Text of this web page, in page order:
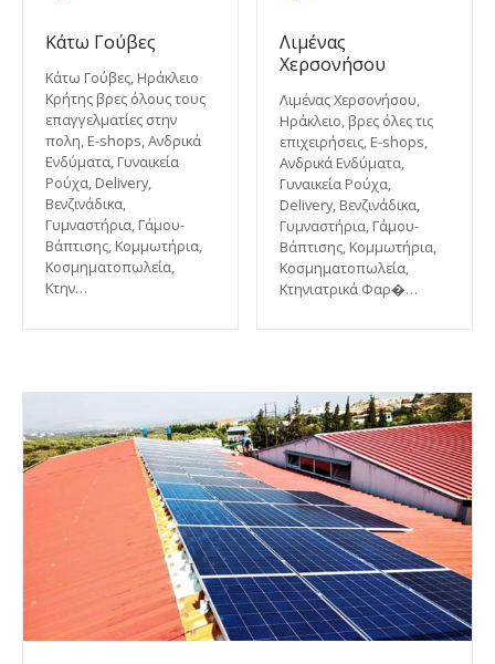
Κάτω Γούβες
Κάτω Γούβες, Ηράκλειο
Κρήτης βρες όλους τους
επαγγελματίες στην
πολη, E-shops, Ανδρικά
Ενδύματα, Γυναικεία
Ρούχα, Delivery,
Βενζινάδικα,
Γυμναστήρια, Γάμου-
Βάπτισης, Κομμωτήρια,
Κοσμηματοπωλεία,
Κτην…
Λιμένας
Χερσονήσου
Λιμένας Χερσονήσου,
Ηράκλειο, βρες όλες τις
επιχειρήσεις, E-shops,
Ανδρικά Ενδύματα,
Γυναικεία Ρούχα,
Delivery, Βενζινάδικα,
Γυμναστήρια, Γάμου-
Βάπτισης, Κομμωτήρια,
Κοσμηματοπωλεία,
Κτηνιατρικά Φαρ�…